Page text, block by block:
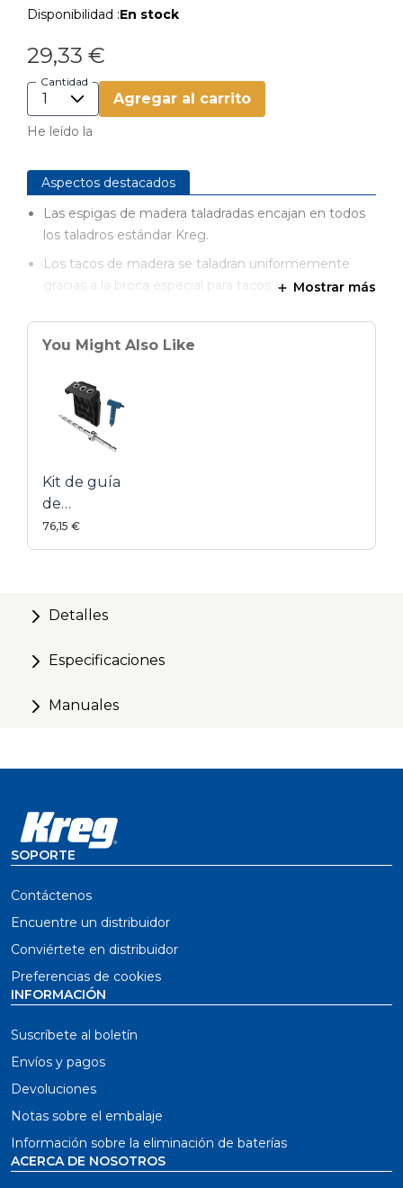
Disponibilidad :En stock
29,33 €
Cantidad
Agregar al carrito
He leído la
Aspectos destacados
Las espigas de madera taladradas encajan en todos
los taladros estándar Kreg.
Los tacos de madera se taladran uniformemente
gracias a la broca especial para tacos Kreg.
separado).
Mostrar más
You Might Also Like
Kit de guía
de
perforación
Micro-
76,15 €
Detalles
Especificaciones
Manuales
SOPORTE
Contáctenos
Encuentre un distribuidor
Conviértete en distribuidor
Preferencias de cookies
INFORMACIÓN
Suscríbete al boletín
Envíos y pagos
Devoluciones
Notas sobre el embalaje
Información sobre la eliminación de baterías
ACERCA DE NOSOTROS